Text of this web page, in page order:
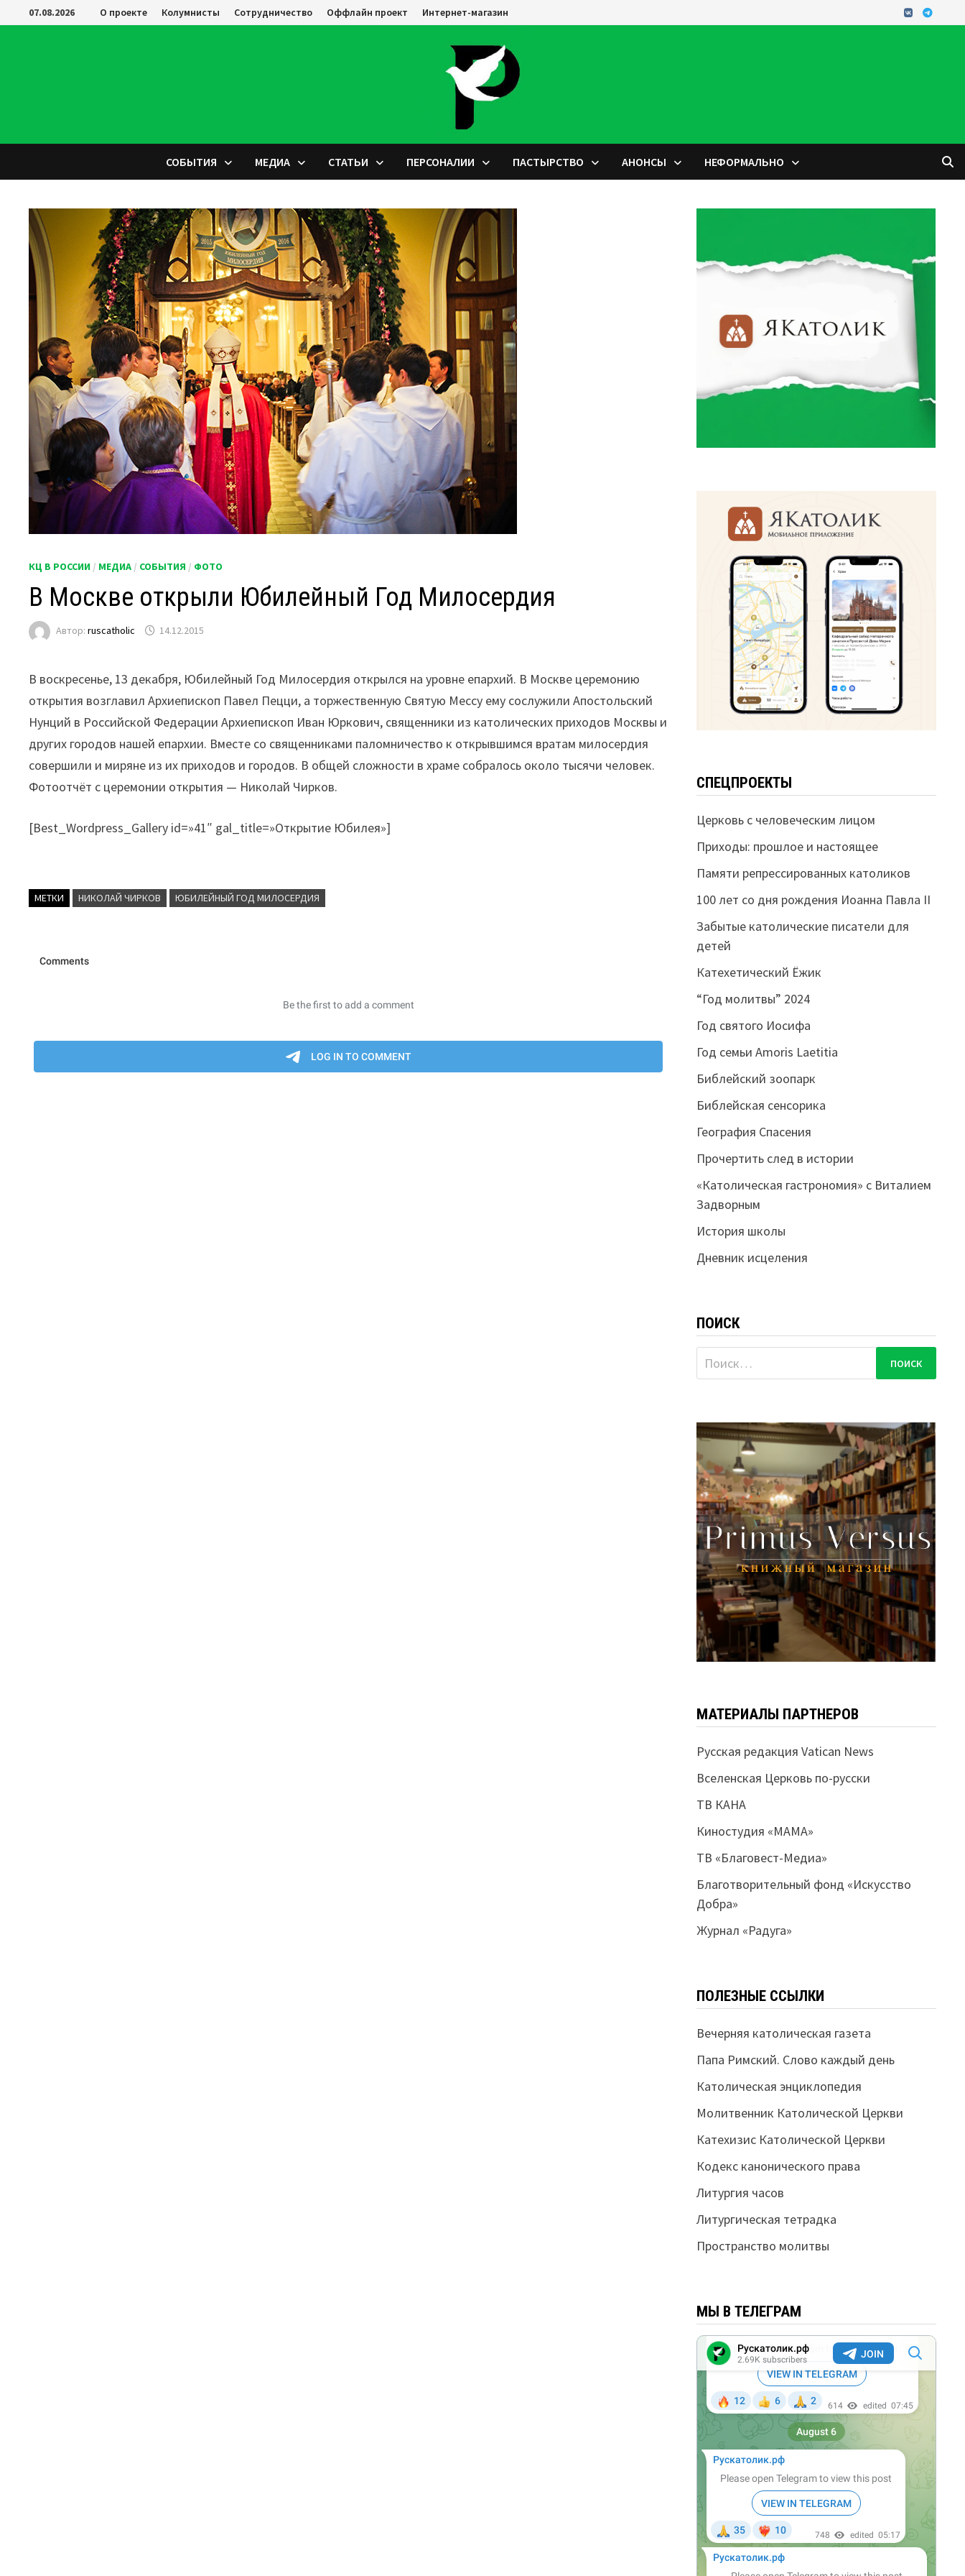
Перейти
к
07.08.2026 О проекте Колумнисты Сотрудничество Оффлайн проект Интернет-магазин
СОБЫТИЯ МЕДИА СТАТЬИ ПЕРСОНАЛИИ ПАСТЫРСТВО АНОНСЫ НЕФОРМАЛЬНО
КЦ В РОССИИ / МЕДИА / СОБЫТИЯ / ФОТО
В Москве открыли Юбилейный Год Милосердия
Автор:ruscatholic 14.12.2015
В воскресенье, 13 декабря, Юбилейный Год Милосердия открылся на уровне епархий. В Москве церемонию
открытия возглавил Архиепископ Павел Пецци, а торжественную Святую Мессу ему сослужили Апостольский
Нунций в Российской Федерации Архиепископ Иван Юркович, священники из католических приходов Москвы и
других городов нашей епархии. Вместе со священниками паломничество к открывшимся вратам милосердия
совершили и миряне из их приходов и городов. В общей сложности в храме собралось около тысячи человек.
Фотоотчёт с церемонии открытия — Николай Чирков.
[Best_Wordpress_Gallery id=»41″ gal_title=»Открытие Юбилея»]
МЕТКИ НИКОЛАЙ ЧИРКОВ ЮБИЛЕЙНЫЙ ГОД МИЛОСЕРДИЯ
СПЕЦПРОЕКТЫ
Церковь с человеческим лицом
Приходы: прошлое и настоящее
Памяти репрессированных католиков
100 лет со дня рождения Иоанна Павла II
Забытые католические писатели для
детей
Катехетический Ёжик
“Год молитвы” 2024
Год святого Иосифа
Год семьи Amoris Laetitia
Библейский зоопарк
Библейская сенсорика
География Спасения
Прочертить след в истории
«Католическая гастрономия» с Виталием
Задворным
История школы
Дневник исцеления
ПОИСК
Найти:
МАТЕРИАЛЫ ПАРТНЕРОВ
Русская редакция Vatican News
Вселенская Церковь по-русски
ТВ КАНА
Киностудия «МАМА»
ТВ «Благовест-Медиа»
Благотворительный фонд «Искусство
Добра»
Журнал «Радуга»
ПОЛЕЗНЫЕ ССЫЛКИ
Вечерняя католическая газета
Папа Римский. Слово каждый день
Католическая энциклопедия
Молитвенник Католической Церкви
Катехизис Католической Церкви
Кодекс канонического права
Литургия часов
Литургическая тетрадка
Пространство молитвы
МЫ В ТЕЛЕГРАМ